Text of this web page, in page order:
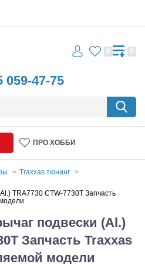
059-47-75
0 0
ПРО ХОББИ
Traxxas тюнинг
TRA7730 CTW-7730T Запчасть
подвески (Al.)
Запчасть Traxxas
модели